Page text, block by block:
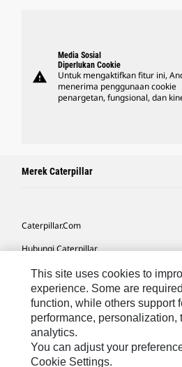
warning
Media Sosial
Diperlukan Cookie
Untuk mengaktifkan fitur ini,
menerima penggunaan cookie
penargetan, fungsional, dan
Merek Caterpillar
Caterpillar.com
Hubungi Caterpillar
Preferensi Pemasaran Saya
Peta Situs
Cookie Settings
Hukum
Privasi
This site uses cookies to
experience. Some are
function, while others support
performance, personalization,
analytics.
You can adjust your
Cookie Settings.